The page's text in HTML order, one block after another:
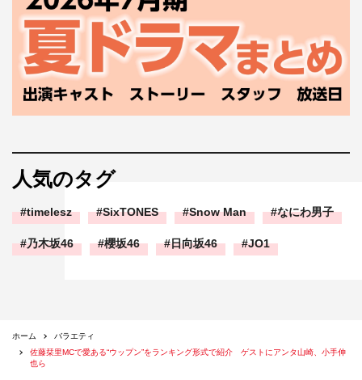
人気のタグ
timelesz SixTONES Snow Man なにわ男子
乃木坂46 櫻坂46 日向坂46 JO1
ホーム
バラエティ
佐藤栞里MCで愛ある“ウップン”をランキング形式で紹介 ゲストにアンタ山崎、小手伸
也ら